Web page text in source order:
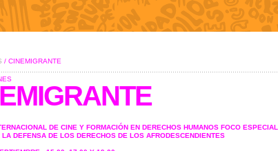
/ CINEMIGRANTE
DE CINE Y FORMACIÓN EN DERECHOS HUMANOS FOCO ESPECIAL
LA DEFENSA DE LOS DERECHOS DE LOS AFRODESCENDIENTES